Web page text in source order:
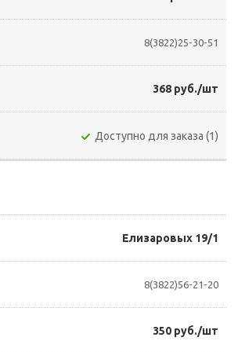
8(3822)25-30-51
368 руб./шт
Доступно для заказа (1)
Елизаровых 19/1
8(3822)56-21-20
350 руб./шт